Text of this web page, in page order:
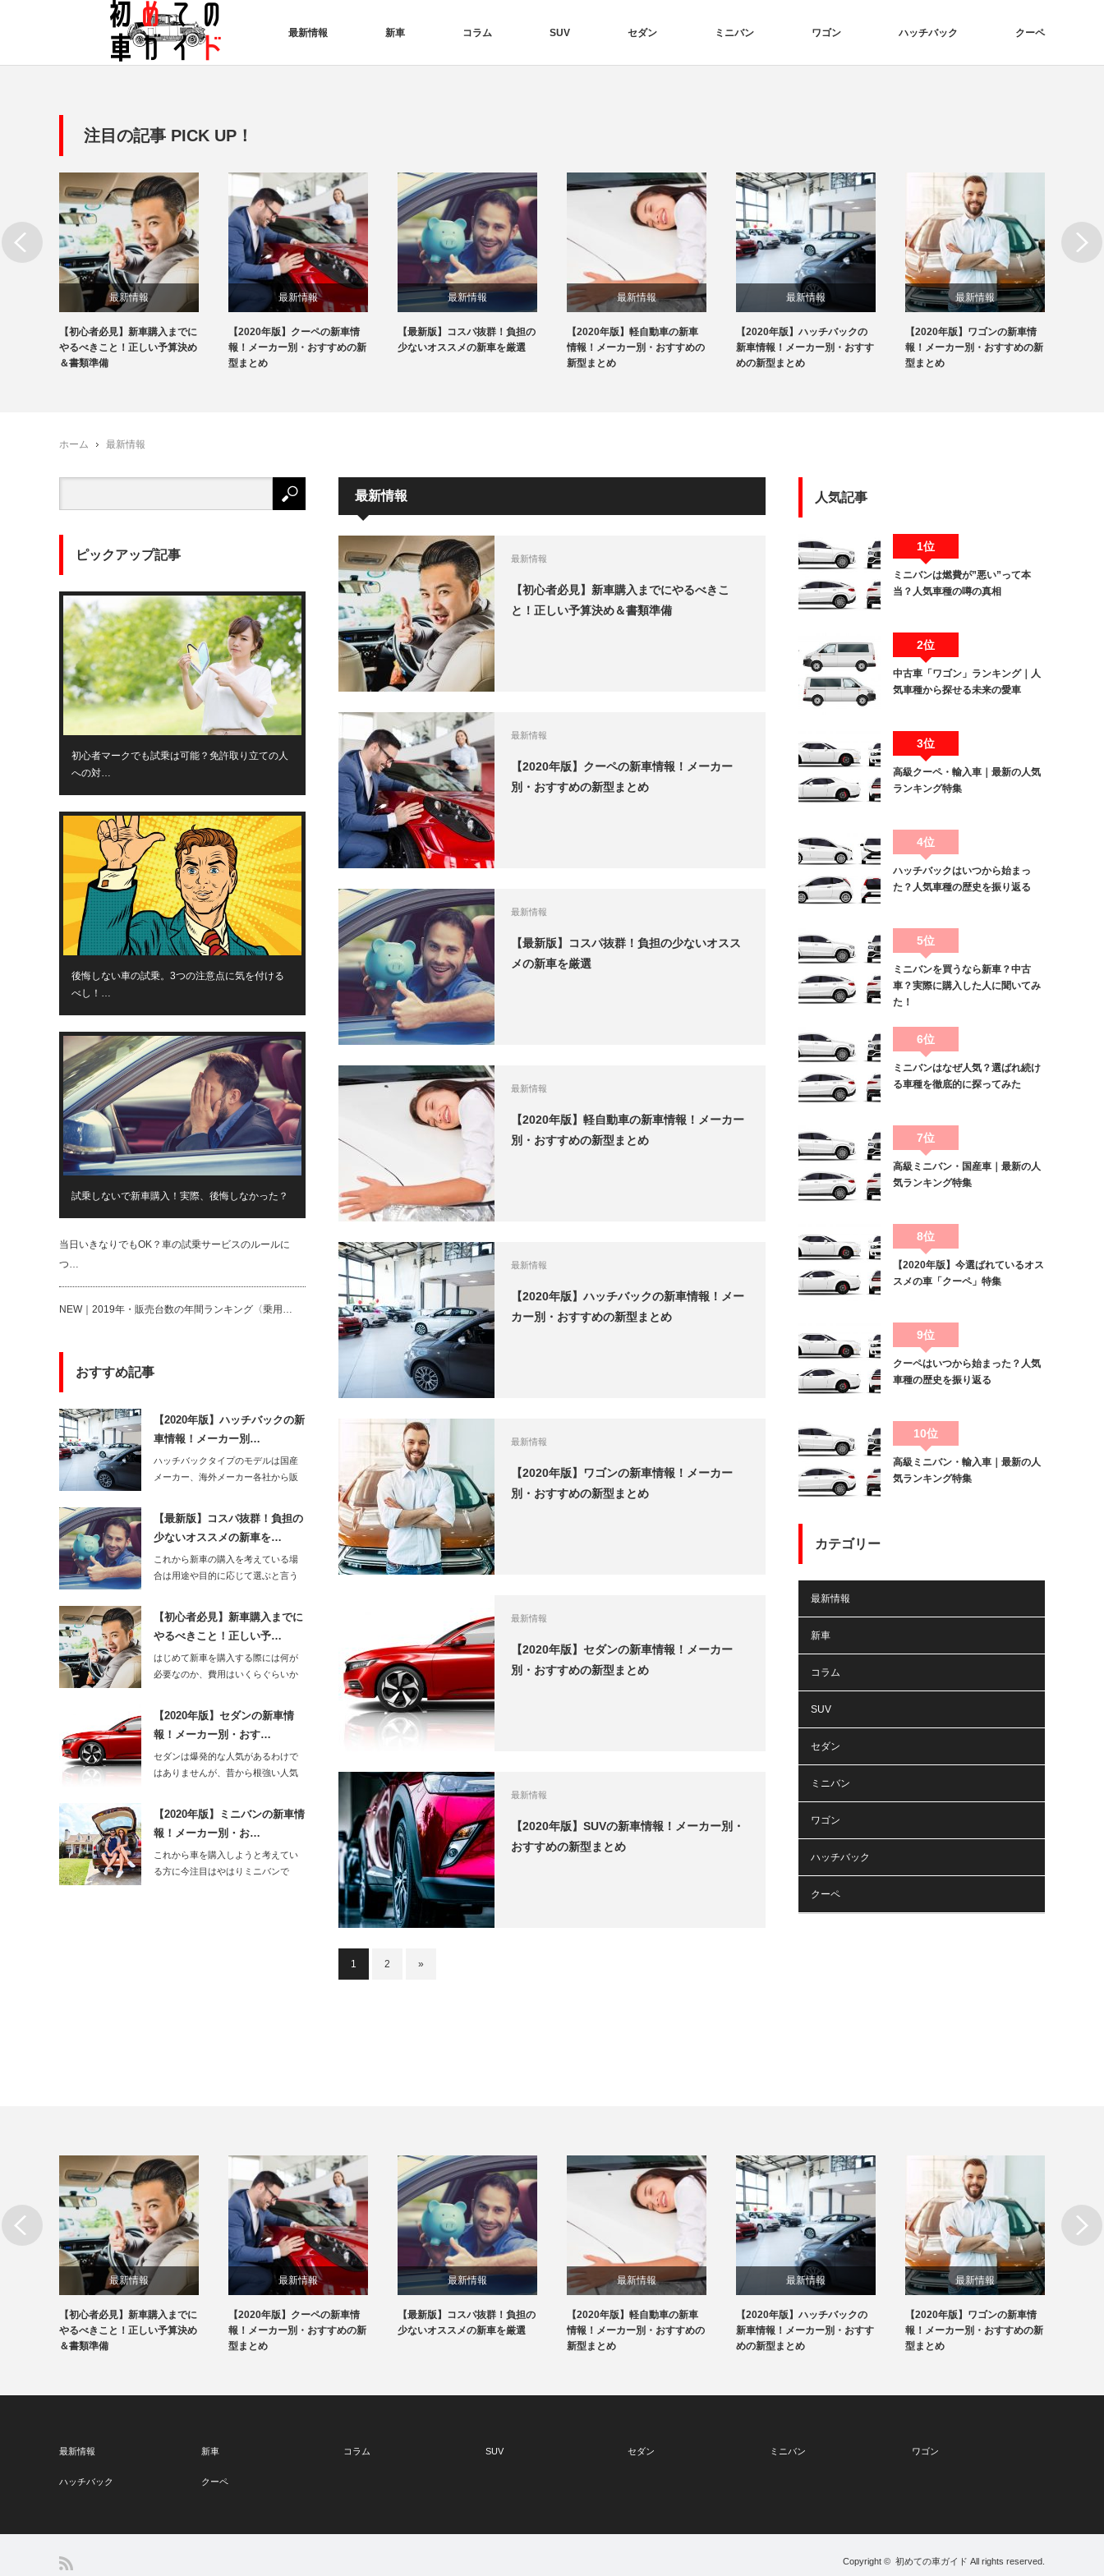
最新情報 新車 コラム SUV セダン ミニバン ワゴン ハッチバック クーペ
注目の記事 PICK UP！
最新情報
【初心者必見】新車購入までに
やるべきこと！正しい予算決め
＆書類準備
最新情報
【2020年版】クーペの新車情
報！メーカー別・おすすめの新
型まとめ
最新情報
【最新版】コスパ抜群！負担の
少ないオススメの新車を厳選
最新情報
【2020年版】軽自動車の新車
情報！メーカー別・おすすめの
新型まとめ
最新情報
【2020年版】ハッチバックの
新車情報！メーカー別・おすす
めの新型まとめ
最新情報
【2020年版】ワゴンの新車情
報！メーカー別・おすすめの新
型まとめ
Next
ホーム 最新情報
最新情報
最新情報
【初心者必見】新車購入までにやるべきこ
と！正しい予算決め＆書類準備
最新情報
【2020年版】クーペの新車情報！メーカー
別・おすすめの新型まとめ
最新情報
【最新版】コスパ抜群！負担の少ないオスス
メの新車を厳選
最新情報
【2020年版】軽自動車の新車情報！メーカー
別・おすすめの新型まとめ
最新情報
【2020年版】ハッチバックの新車情報！メー
カー別・おすすめの新型まとめ
最新情報
【2020年版】ワゴンの新車情報！メーカー
別・おすすめの新型まとめ
最新情報
【2020年版】セダンの新車情報！メーカー
別・おすすめの新型まとめ
最新情報
【2020年版】SUVの新車情報！メーカー別・
おすすめの新型まとめ
1 2 »
ピックアップ記事
初心者マークでも試乗は可能？免許取り立ての人
への対…
後悔しない車の試乗。3つの注意点に気を付ける
べし！…
試乗しないで新車購入！実際、後悔しなかった？
当日いきなりでもOK？車の試乗サービスのルールに
つ…
NEW｜2019年・販売台数の年間ランキング〈乗用…
おすすめ記事
【2020年版】ハッチバックの新
車情報！メーカー別…
ハッチバックタイプのモデルは国産
メーカー、海外メーカー各社から販
【最新版】コスパ抜群！負担の
少ないオススメの新車を…
これから新車の購入を考えている場
合は用途や目的に応じて選ぶと言う
【初心者必見】新車購入までに
やるべきこと！正しい予…
はじめて新車を購入する際には何が
必要なのか、費用はいくらぐらいか
【2020年版】セダンの新車情
報！メーカー別・おす…
セダンは爆発的な人気があるわけで
はありませんが、昔から根強い人気
【2020年版】ミニバンの新車情
報！メーカー別・お…
これから車を購入しようと考えてい
る方に今注目はやはりミニバンで
人気記事
1位
ミニバンは燃費が”悪い”って本
当？人気車種の噂の真相
2位
中古車「ワゴン」ランキング｜人
気車種から探せる未来の愛車
3位
高級クーペ・輸入車｜最新の人気
ランキング特集
4位
ハッチバックはいつから始まっ
た？人気車種の歴史を振り返る
5位
ミニバンを買うなら新車？中古
車？実際に購入した人に聞いてみ
た！
6位
ミニバンはなぜ人気？選ばれ続け
る車種を徹底的に探ってみた
7位
高級ミニバン・国産車｜最新の人
気ランキング特集
8位
【2020年版】今選ばれているオス
スメの車「クーペ」特集
9位
クーペはいつから始まった？人気
車種の歴史を振り返る
10位
高級ミニバン・輸入車｜最新の人
気ランキング特集
カテゴリー
最新情報
新車
コラム
SUV
セダン
ミニバン
ワゴン
ハッチバック
クーペ
最新情報
【初心者必見】新車購入までに
やるべきこと！正しい予算決め
＆書類準備
最新情報
【2020年版】クーペの新車情
報！メーカー別・おすすめの新
型まとめ
最新情報
【最新版】コスパ抜群！負担の
少ないオススメの新車を厳選
最新情報
【2020年版】軽自動車の新車
情報！メーカー別・おすすめの
新型まとめ
最新情報
【2020年版】ハッチバックの
新車情報！メーカー別・おすす
めの新型まとめ
最新情報
【2020年版】ワゴンの新車情
報！メーカー別・おすすめの新
型まとめ
Next
最新情報 新車 コラム SUV セダン ミニバン ワゴン
ハッチバック クーペ
Copyright © 初めての車ガイド All rights reserved.